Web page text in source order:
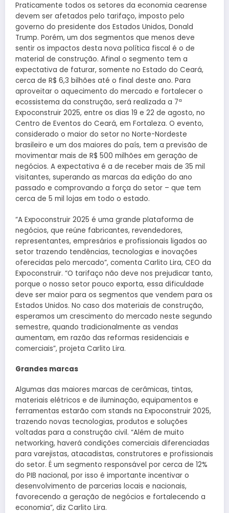
Praticamente todos os setores da economia cearense
devem ser afetados pelo tarifaço, imposto pelo
governo do presidente dos Estados Unidos, Donald
Trump. Porém, um dos segmentos que menos deve
sentir os impactos desta nova política fiscal é o de
material de construção. Afinal o segmento tem a
expectativa de faturar, somente no Estado do Ceará,
cerca de R$ 6,3 bilhões até o final deste ano. Para
aproveitar o aquecimento do mercado e fortalecer o
ecossistema da construção, será realizada a 7ª
Expoconstruir 2025, entre os dias 19 e 22 de agosto, no
Centro de Eventos do Ceará, em Fortaleza. O evento,
considerado o maior do setor no Norte-Nordeste
brasileiro e um dos maiores do país, tem a previsão de
movimentar mais de R$ 500 milhões em geração de
negócios. A expectativa é a de receber mais de 35 mil
visitantes, superando as marcas da edição do ano
passado e comprovando a força do setor – que tem
cerca de 5 mil lojas em todo o estado.
“A Expoconstruir 2025 é uma grande plataforma de
negócios, que reúne fabricantes, revendedores,
representantes, empresários e profissionais ligados ao
setor trazendo tendências, tecnologias e inovações
oferecidas pelo mercado”, comenta Carlito Lira, CEO da
Expoconstruir. “O tarifaço não deve nos prejudicar tanto,
porque o nosso setor pouco exporta, essa dificuldade
deve ser maior para os segmentos que vendem para os
Estados Unidos. No caso dos materiais de construção,
esperamos um crescimento do mercado neste segundo
semestre, quando tradicionalmente as vendas
aumentam, em razão das reformas residenciais e
comerciais”, projeta Carlito Lira.
Grandes marcas
Algumas das maiores marcas de cerâmicas, tintas,
materiais elétricos e de iluminação, equipamentos e
ferramentas estarão com stands na Expoconstruir 2025,
trazendo novas tecnologias, produtos e soluções
voltadas para a construção civil. “Além de muito
networking, haverá condições comerciais diferenciadas
para varejistas, atacadistas, construtores e profissionais
do setor. É um segmento responsável por cerca de 12%
do PIB nacional, por isso é importante incentivar o
desenvolvimento de parcerias locais e nacionais,
favorecendo a geração de negócios e fortalecendo a
economia”, diz Carlito Lira.